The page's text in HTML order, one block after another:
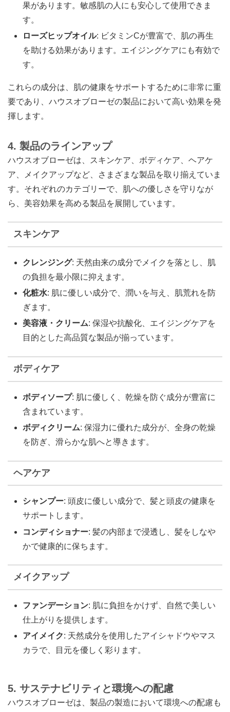
果があります。敏感肌の人にも安心して使用できま
す。
ローズヒップオイル: ビタミンCが豊富で、肌の再生
を助ける効果があります。エイジングケアにも有効で
す。
これらの成分は、肌の健康をサポートするために非常に重
要であり、ハウスオブローゼの製品において高い効果を発
揮します。
4. 製品のラインアップ
ハウスオブローゼは、スキンケア、ボディケア、ヘアケ
ア、メイクアップなど、さまざまな製品を取り揃えていま
す。それぞれのカテゴリーで、肌への優しさを守りなが
ら、美容効果を高める製品を展開しています。
スキンケア
クレンジング: 天然由来の成分でメイクを落とし、肌
の負担を最小限に抑えます。
化粧水: 肌に優しい成分で、潤いを与え、肌荒れを防
ぎます。
美容液・クリーム: 保湿や抗酸化、エイジングケアを
目的とした高品質な製品が揃っています。
ボディケア
ボディソープ: 肌に優しく、乾燥を防ぐ成分が豊富に
含まれています。
ボディクリーム: 保湿力に優れた成分が、全身の乾燥
を防ぎ、滑らかな肌へと導きます。
ヘアケア
シャンプー: 頭皮に優しい成分で、髪と頭皮の健康を
サポートします。
コンディショナー: 髪の内部まで浸透し、髪をしなや
かで健康的に保ちます。
メイクアップ
ファンデーション: 肌に負担をかけず、自然で美しい
仕上がりを提供します。
アイメイク: 天然成分を使用したアイシャドウやマス
カラで、目元を優しく彩ります。
5. サステナビリティと環境への配慮
ハウスオブローゼは、製品の製造において環境への配慮も